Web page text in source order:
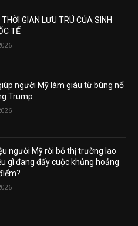
THỜI GIAN LƯU TRÚ CỦA SINH
TẾ
người Mỹ làm giàu từ bùng nổ
Trump
người Mỹ rời bỏ thị trường lao
gì đang đẩy cuộc khủng hoảng